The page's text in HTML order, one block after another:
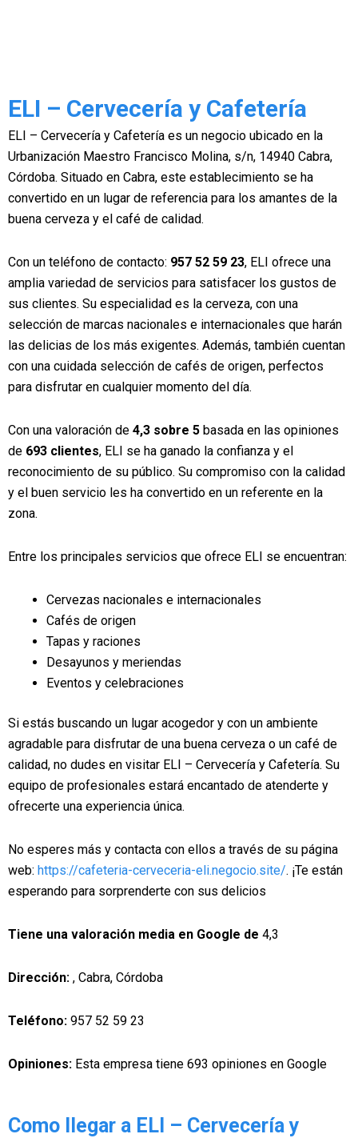
ELI – Cervecería y Cafetería
ELI – Cervecería y Cafetería es un negocio ubicado en la
Urbanización Maestro Francisco Molina, s/n, 14940 Cabra,
Córdoba. Situado en Cabra, este establecimiento se ha
convertido en un lugar de referencia para los amantes de la
buena cerveza y el café de calidad.
Con un teléfono de contacto: 957 52 59 23, ELI ofrece una
amplia variedad de servicios para satisfacer los gustos de
sus clientes. Su especialidad es la cerveza, con una
selección de marcas nacionales e internacionales que harán
las delicias de los más exigentes. Además, también cuentan
con una cuidada selección de cafés de origen, perfectos
para disfrutar en cualquier momento del día.
Con una valoración de 4,3 sobre 5 basada en las opiniones
de 693 clientes, ELI se ha ganado la confianza y el
reconocimiento de su público. Su compromiso con la calidad
y el buen servicio les ha convertido en un referente en la
zona.
Entre los principales servicios que ofrece ELI se encuentran:
Cervezas nacionales e internacionales
Cafés de origen
Tapas y raciones
Desayunos y meriendas
Eventos y celebraciones
Si estás buscando un lugar acogedor y con un ambiente
agradable para disfrutar de una buena cerveza o un café de
calidad, no dudes en visitar ELI – Cervecería y Cafetería. Su
equipo de profesionales estará encantado de atenderte y
ofrecerte una experiencia única.
No esperes más y contacta con ellos a través de su página
web: https://cafeteria-cerveceria-eli.negocio.site/. ¡Te están
esperando para sorprenderte con sus delicios
Tiene una valoración media en Google de 4,3
Dirección: , Cabra, Córdoba
Teléfono: 957 52 59 23
Opiniones: Esta empresa tiene 693 opiniones en Google
Como llegar a ELI – Cervecería y